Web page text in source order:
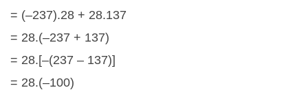
= (–237).28 + 28.137
= 28.(–237 + 137)
= 28.[–(237 – 137)]
= 28.(–100)